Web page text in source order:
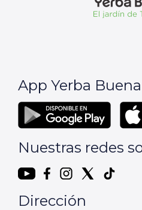
App Yerba
Nuestras redes
Dirección